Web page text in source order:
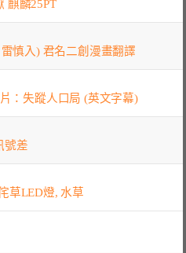
麒麟25PT
慎入) 君名二創漫畫翻譯
：失蹤人口局 (英文字幕)
號差
草LED燈, 水草